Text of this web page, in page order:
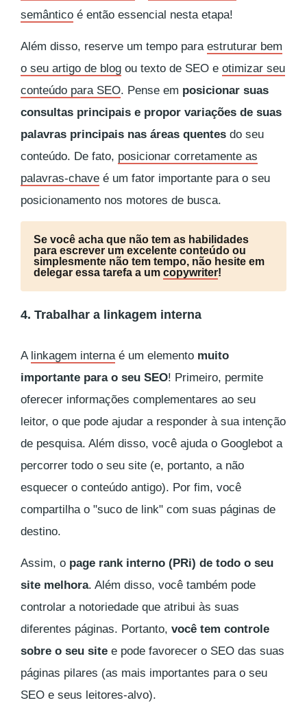
semântico é então essencial nesta etapa!
Além disso, reserve um tempo para estruturar bem
o seu artigo de blog ou texto de SEO e otimizar seu
conteúdo para SEO. Pense em posicionar suas
consultas principais e propor variações de suas
palavras principais nas áreas quentes do seu
conteúdo. De fato, posicionar corretamente as
palavras-chave é um fator importante para o seu
posicionamento nos motores de busca.
Se você acha que não tem as habilidades
para escrever um excelente conteúdo ou
simplesmente não tem tempo, não hesite em
delegar essa tarefa a um copywriter!
4. Trabalhar a linkagem interna
A linkagem internaé um elemento muito
importante para o seu SEO! Primeiro, permite
oferecer informações complementares ao seu
leitor, o que pode ajudar a responder à sua intenção
de pesquisa. Além disso, você ajuda o Googlebot a
percorrer todo o seu site (e, portanto, a não
esquecer o conteúdo antigo). Por fim, você
compartilha o "suco de link" com suas páginas de
destino.
Assim, o page rank interno (PRi) de todo o seu
site melhora. Além disso, você também pode
controlar a notoriedade que atribui às suas
diferentes páginas. Portanto, você tem controle
sobre o seu site e pode favorecer o SEO das suas
páginas pilares (as mais importantes para o seu
SEO e seus leitores-alvo).